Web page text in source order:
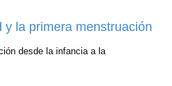
y la primera menstruación
desde la infancia a la